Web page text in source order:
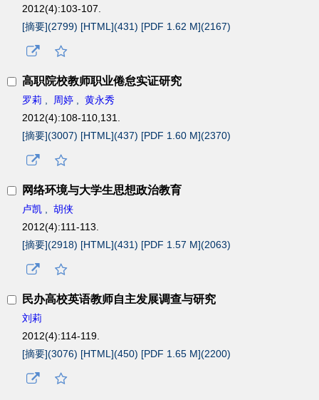
2012(4):103-107.
[摘要](2799) [HTML](431) [PDF 1.62 M](2167)
高职院校教师职业倦怠实证研究
罗莉 , 周婷 , 黄永秀
2012(4):108-110,131.
[摘要](3007) [HTML](437) [PDF 1.60 M](2370)
网络环境与大学生思想政治教育
卢凯 , 胡侠
2012(4):111-113.
[摘要](2918) [HTML](431) [PDF 1.57 M](2063)
民办高校英语教师自主发展调查与研究
刘莉
2012(4):114-119.
[摘要](3076) [HTML](450) [PDF 1.65 M](2200)